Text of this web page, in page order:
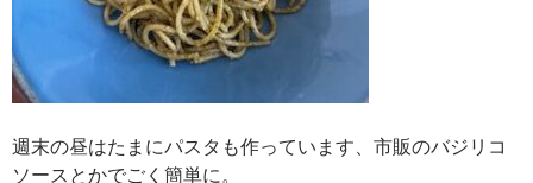
週末の昼はたまにパスタも作っています、市販のバジリコ
ソースとかでごく簡単に。